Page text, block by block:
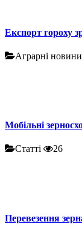
Експорт гороху
Аграрні новини
Мобільні
Статті 26
Перевезення